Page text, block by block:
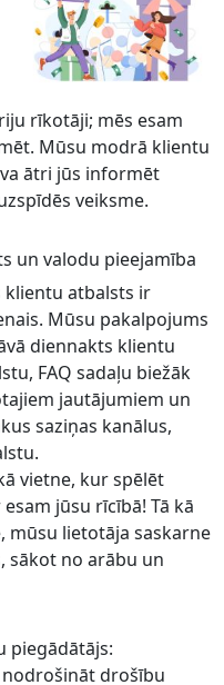
rīkotāji; mēs esam
Mūsu modrā klientu
ātri jūs informēt
veiksme.
un valodu pieejamība
klientu atbalsts ir
Mūsu pakalpojums
diennakts klientu
FAQ sadaļu biežāk
jautājumiem un
saziņas kanālus,
vietne, kur spēlēt
jūsu rīcībā! Tā kā
mūsu lietotāja saskarne
sākot no arābu un
piegādātājs:
drošību